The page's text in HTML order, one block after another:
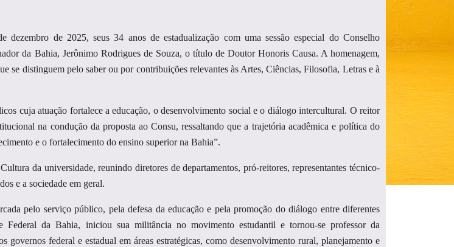
de 2025, seus 34 anos de estadualização com uma sessão especial do Conselho
da Bahia, Jerônimo Rodrigues de Souza, o título de Doutor Honoris Causa. A homenagem,
se distinguem pelo saber ou por contribuições relevantes às Artes, Ciências, Filosofia, Letras e à
cuja atuação fortalece a educação, o desenvolvimento social e o diálogo intercultural. O reitor
na condução da proposta ao Consu, ressaltando que a trajetória acadêmica e política do
e o fortalecimento do ensino superior na Bahia”.
da universidade, reunindo diretores de departamentos, pró-reitores, representantes técnico-
e a sociedade em geral.
pelo serviço público, pela defesa da educação e pela promoção do diálogo entre diferentes
Federal da Bahia, iniciou sua militância no movimento estudantil e tornou-se professor da
federal e estadual em áreas estratégicas, como desenvolvimento rural, planejamento e